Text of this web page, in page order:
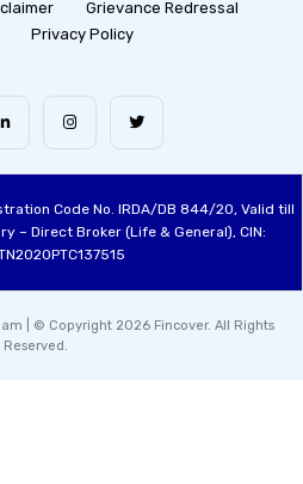
Grievance Redressal
Privacy Policy
Code No. IRDA/DB 844/20, Valid till
– Direct Broker (Life & General), CIN:
| © Copyright 2026 Fincover. All Rights
Reserved.